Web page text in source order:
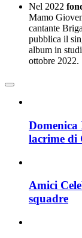
Nel 2022
Mamo
cantante
pubblica il
album in
ottobre 2022.
Domenica
lacrime di
Amici
squadre